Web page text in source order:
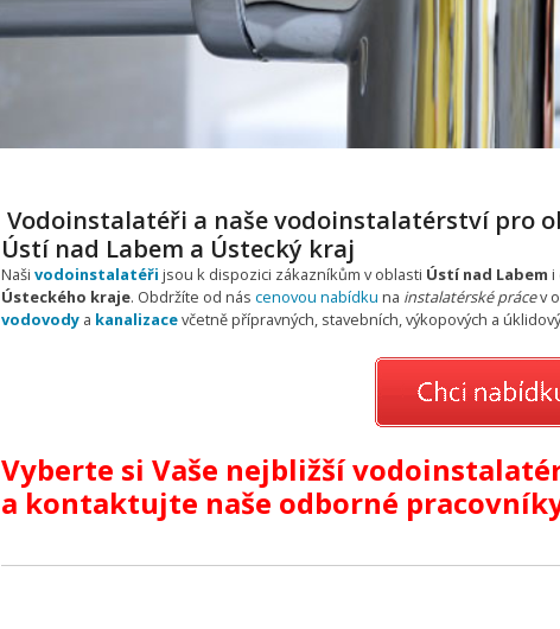
Vodoinstalatéři a naše vodoinstalatérství pro
Ústí nad Labem a Ústecký kraj
Naši vodoinstalatéři jsou k dispozici zákazníkům v oblasti Ústí nad Labem i
Ústeckého kraje. Obdržíte od nás cenovou nabídku na instalatérské prácev
vodovody a kanalizacevčetně přípravných, stavebních, výkopových a
Vyberte si Vaše nejbližší
a kontaktujte naše odborné